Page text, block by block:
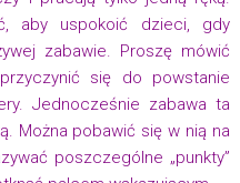
aby uspokoić dzieci, gdy
zabawie. Proszę mówić
się do powstanie
Jednocześnie zabawa ta
Można pobawić się w nią na
poszczególne „punkty”